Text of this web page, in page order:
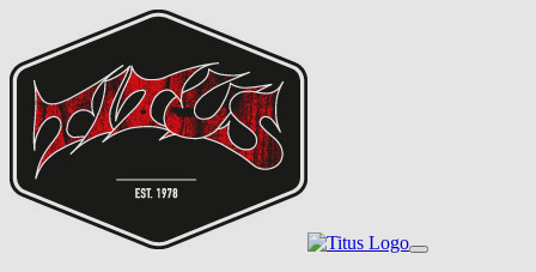
main
content
Toggle